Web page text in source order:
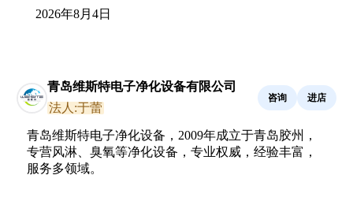
2026年8月4日
青岛维斯特电子净化设备有限公司
法人:于蕾
咨询 进店
青岛维斯特电子净化设备，2009年成立于青岛胶州，
专营风淋、臭氧等净化设备，专业权威，经验丰富，
服务多领域。